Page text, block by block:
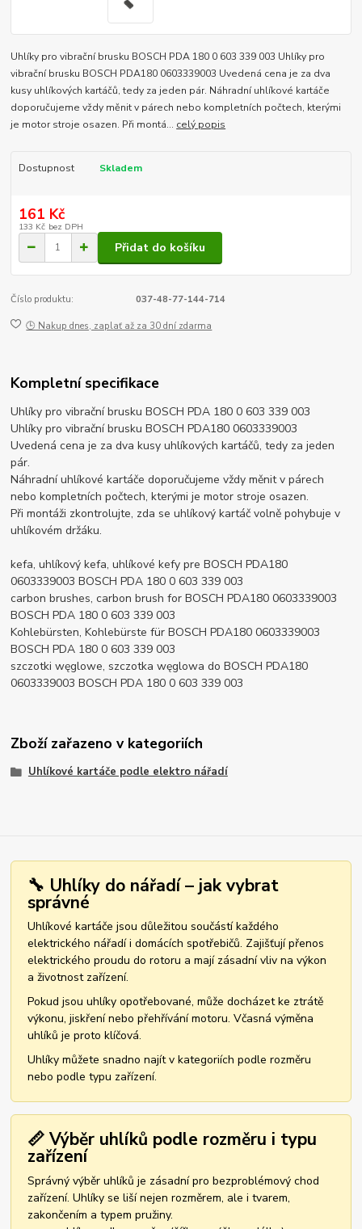
Uhlíky pro vibrační brusku BOSCH PDA 180 0 603 339 003 Uhlíky pro
vibrační brusku BOSCH PDA180 0603339003 Uvedená cena je za dva
kusy uhlíkových kartáčů, tedy za jeden pár. Náhradní uhlíkové kartáče
doporučujeme vždy měnit v párech nebo kompletních počtech, kterými
je motor stroje osazen. Při montá... celý popis
Dostupnost Skladem
161 Kč
133 Kč bez DPH
Přidat do košíku
Číslo produktu: 037-48-77-144-714
🕒 Nakup dnes, zaplať až za 30 dní zdarma
Kompletní specifikace
Uhlíky pro vibrační brusku BOSCH PDA 180 0 603 339 003
Uhlíky pro vibrační brusku BOSCH PDA180 0603339003
Uvedená cena je za dva kusy uhlíkových kartáčů, tedy za jeden
pár.
Náhradní uhlíkové kartáče doporučujeme vždy měnit v párech
nebo kompletních počtech, kterými je motor stroje osazen.
Při montáži zkontrolujte, zda se uhlíkový kartáč volně pohybuje v
uhlíkovém držáku.
kefa, uhlíkový kefa, uhlíkové kefy pre BOSCH PDA180
0603339003 BOSCH PDA 180 0 603 339 003
carbon brushes, carbon brush for BOSCH PDA180 0603339003
BOSCH PDA 180 0 603 339 003
Kohlebürsten, Kohlebürste für BOSCH PDA180 0603339003
BOSCH PDA 180 0 603 339 003
szczotki węglowe, szczotka węglowa do BOSCH PDA180
0603339003 BOSCH PDA 180 0 603 339 003
Zboží zařazeno v kategoriích
Uhlíkové kartáče podle elektro nářadí
🔧 Uhlíky do nářadí – jak vybrat
správné
Uhlíkové kartáče jsou důležitou součástí každého
elektrického nářadí i domácích spotřebičů. Zajišťují přenos
elektrického proudu do rotoru a mají zásadní vliv na výkon
a životnost zařízení.
Pokud jsou uhlíky opotřebované, může docházet ke ztrátě
výkonu, jiskření nebo přehřívání motoru. Včasná výměna
uhlíků je proto klíčová.
Uhlíky můžete snadno najít v kategoriích podle rozměru
nebo podle typu zařízení.
📏 Výběr uhlíků podle rozměru i typu
zařízení
Správný výběr uhlíků je zásadní pro bezproblémový chod
zařízení. Uhlíky se liší nejen rozměrem, ale i tvarem,
zakončením a typem pružiny.